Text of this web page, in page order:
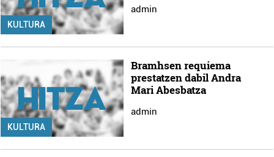
KULTURA
admin
KULTURA
Bramhsen requiema
prestatzen dabil Andra
Mari Abesbatza
admin